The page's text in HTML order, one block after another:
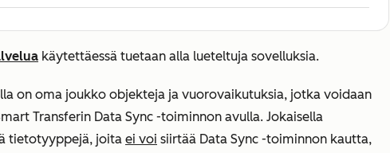
käytettäessä tuetaan alla lueteltuja sovelluksia.
on oma joukko objekteja ja vuorovaikutuksia, jotka voidaan
Transferin Data Sync -toiminnon avulla. Jokaisella
tietotyyppejä, joita ei voi siirtää Data Sync -toiminnon kautta,